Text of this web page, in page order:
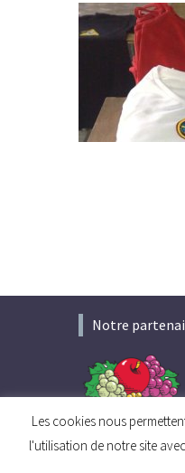
Notre
Les cookies nous
l'utilisation de notre site